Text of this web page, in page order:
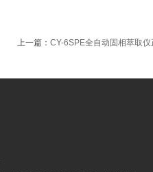
上一篇： CY-6SPE全自动固相萃取